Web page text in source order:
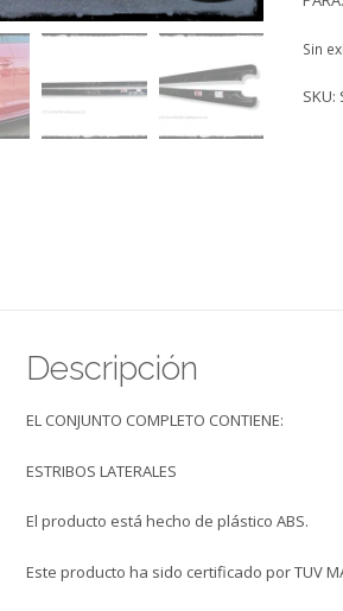
Sin
SKU:
Descripción
EL CONJUNTO COMPLETO CONTIENE:
ESTRIBOS LATERALES
El producto está hecho de plástico ABS.
Este producto ha sido certificado por TUV